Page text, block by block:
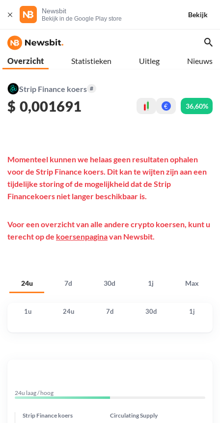
Newsbit
Bekijk in de Google Play store
Bekijk
Overzicht Statistieken Uitleg Nieuws
Strip Finance koers #
$ 0,001691 € 36,60%
24u 7d 30d 1j Max
Momenteel kunnen we helaas geen resultaten ophalen
voor de Strip Finance koers. Dit kan te wijten zijn aan een
tijdelijke storing of de mogelijkheid dat de Strip
Financekoers niet langer beschikbaar is.
Voor een overzicht van alle andere crypto koersen, kunt u
terecht op de koersenpaginavan Newsbit.
1u 24u 7d 30d 1j
24u laag / hoog
Strip Finance koers Circulating Supply